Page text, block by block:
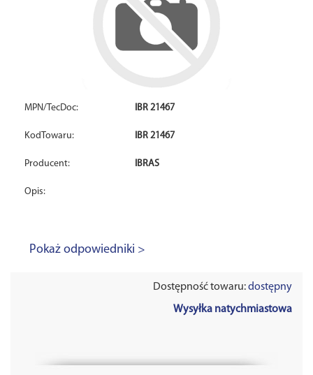
MPN/TecDoc: IBR 21467
KodTowaru: IBR 21467
Producent: IBRAS
Opis:
Pokaż odpowiedniki >
Dostępność towaru:dostępny
Wysyłka natychmiastowa